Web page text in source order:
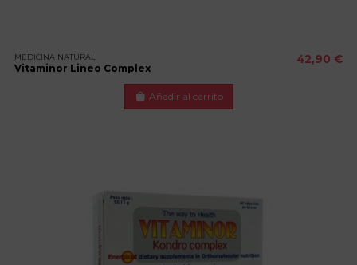
MEDICINA NATURAL
Vitaminor Lineo Complex
42,90 €
Añadir al carrito